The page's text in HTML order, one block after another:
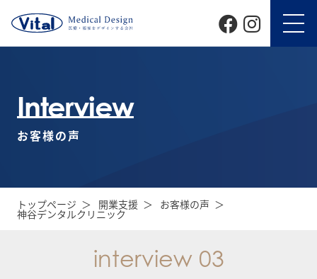
Interview
お客様の声
トップページ 開業支援 お客様の声
神谷デンタルクリニック
interview 03